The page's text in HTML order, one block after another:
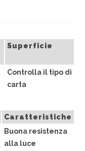
Superficie
Controlla il tipo di
carta
Caratteristiche
Buona resistenza
alla luce